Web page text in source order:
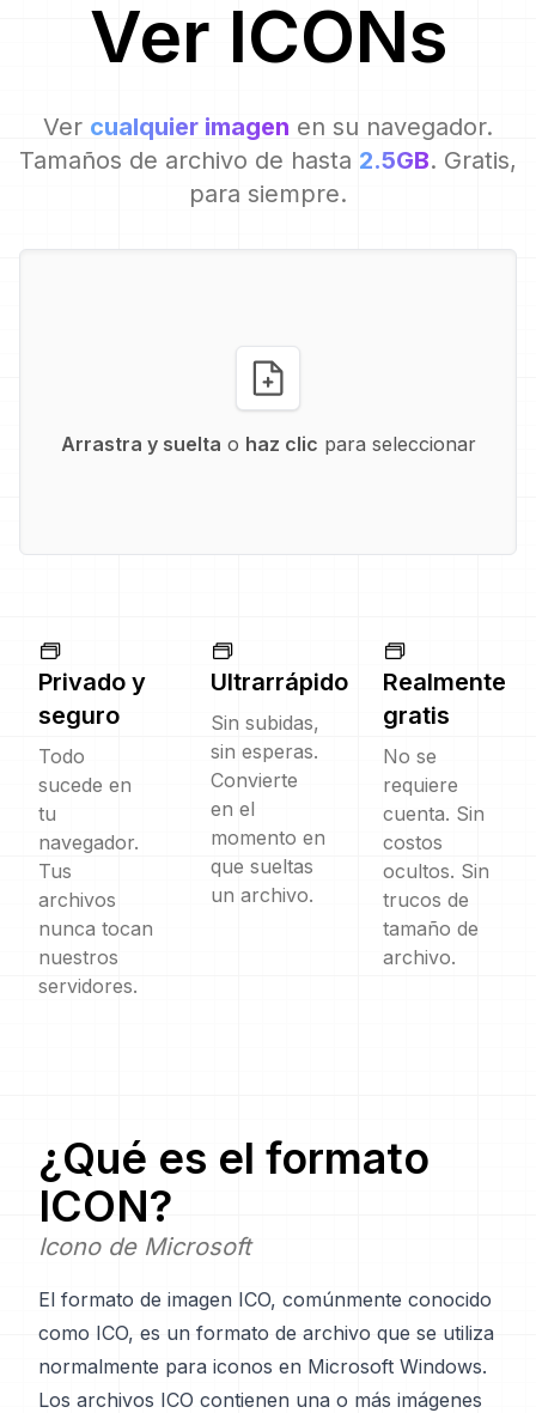
Ver ICONs
Ver cualquier imagen en su navegador.
Tamaños de archivo de hasta 2.5GB. Gratis,
para siempre.
Arrastra y suelta o haz clic para seleccionar
Privado y
seguro
Todo
sucede en
tu
navegador.
Tus
archivos
nunca tocan
nuestros
servidores.
Ultrarrápido
Sin subidas,
sin esperas.
Convierte
en el
momento en
que sueltas
un archivo.
Realmente
gratis
No se
requiere
cuenta. Sin
costos
ocultos. Sin
trucos de
tamaño de
archivo.
¿Qué es el formato
ICON?
Icono de Microsoft
El formato de imagen ICO, comúnmente conocido
como ICO, es un formato de archivo que se utiliza
normalmente para iconos en Microsoft Windows.
Los archivos ICO contienen una o más imágenes